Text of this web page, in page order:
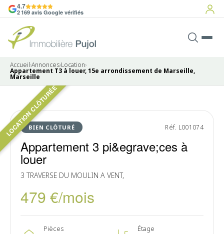
4.7
2 169 avis Google vérifiés
Accueil›Annonces›Location›
Appartement T3 à louer, 15e arrondissement de Marseille,
Marseille
LOCATION CLÔTURÉE
BIEN CLÔTURÉ Réf. L001074
Appartement 3 pi&egrave;ces à
louer
3 TRAVERSE DU MOULIN A VENT,
479 €/mois
Pièces Étage
Pas de photo disponible
LOUÉ